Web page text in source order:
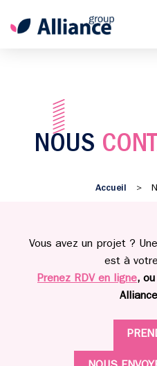
NOUS
Accueil >
Vous avez un projet ?
est à
Prenez RDV en ligne,